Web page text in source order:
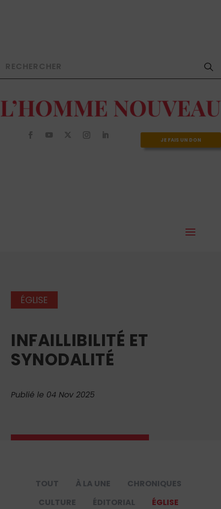
JE FAIS UN DON
ÉGLISE
INFAILLIBILITÉ ET
SYNODALITÉ
Publié le 04 Nov 2025
TOUT À LA UNE
CHRONIQUES
CULTURE
ÉDITORIAL
ÉGLISE